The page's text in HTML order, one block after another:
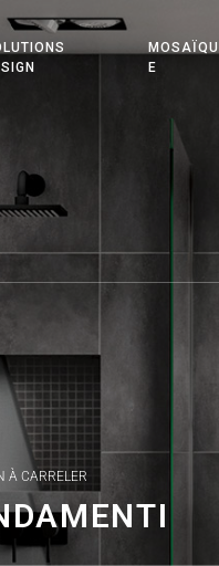
MOSAÏQU
E
À CARRELER